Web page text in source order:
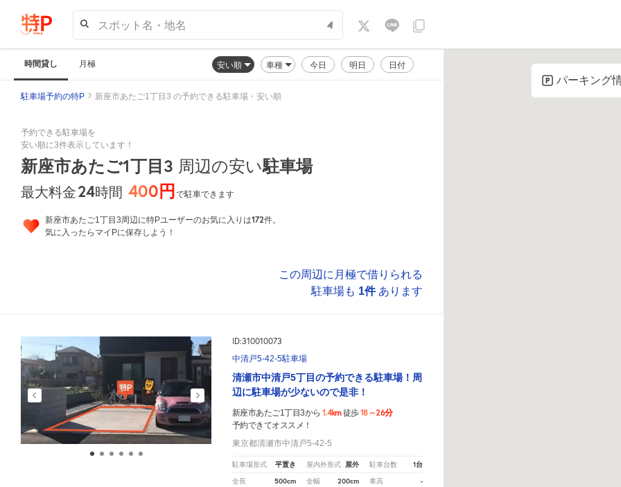
スポット名・地名
時間貸し 月極 安い順 車種 今日 明日 日付
パーキング
駐車場予約の特P 新座市あたご1丁目3 の予約できる駐車場・安い順
予約できる駐車場を
安い順に3件表示しています！
新座市あたご1丁目3 周辺の安い駐車場
最大料金24時間 400円で駐車できます
新座市あたご1丁目3周辺に特Pユーザーのお気に入りは172件。
気に入ったらマイPに保存しよう！
この周辺に月極で借りられる
駐車場も 1件あります
ID:310010073
中清戸5-42-5駐車場
清瀬市中清戸5丁目の予約できる駐車場！周
辺に駐車場が少ないので是非！
新座市あたご1丁目3から 1.4km徒歩18～26分
予約できてオススメ！
東京都清瀬市中清戸5-42-5
駐車場形式 平置き 屋内外形式 屋外 駐車台数 1台
全長 500cm 全幅 200cm 車高 -